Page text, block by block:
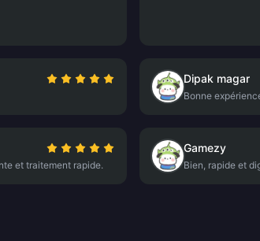
Dipak magar
Bonne
et traitement rapide.
Gamezy
Bien, rapide et